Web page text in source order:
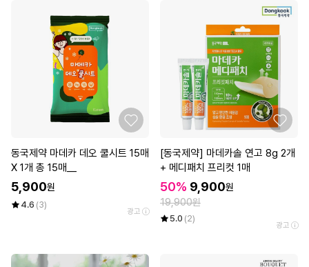
동국제약 마데카 데오 쿨시트 15매
X 1개 총 15매__
5,900원
4.6 (3)
광고
[동국제약] 마데카솔 연고 8g 2개
+ 메디패치 프리컷 1매
50% 9,900원
19,900원
5.0 (2)
광고